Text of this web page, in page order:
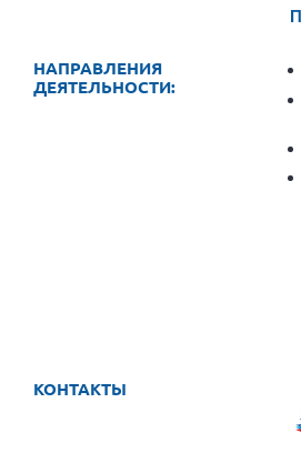
НАПРАВЛЕНИЯ
ДЕЯТЕЛЬНОСТИ:
КОНТАКТЫ